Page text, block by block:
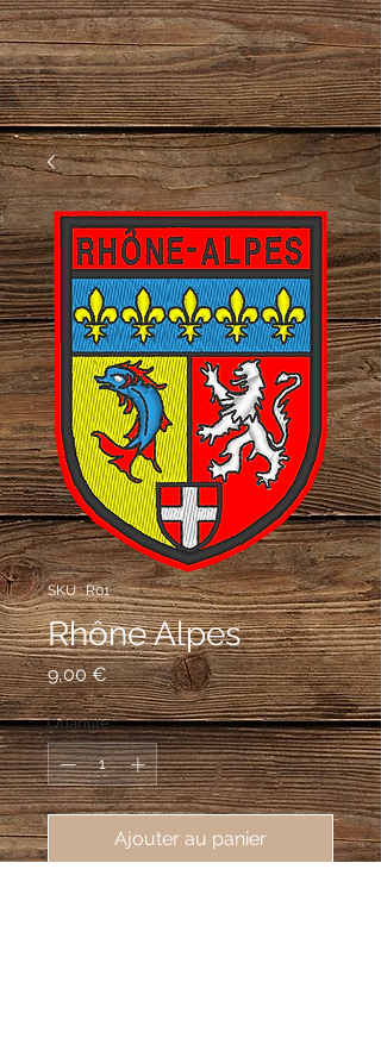
SKU : R01
Rhône Alpes
9,00 €Prix
Quantité *
Ajouter au panier